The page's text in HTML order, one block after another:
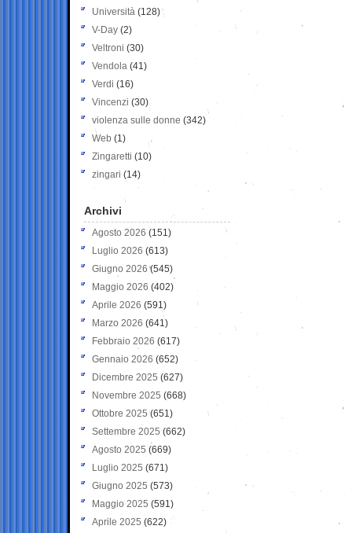
Università (128)
V-Day (2)
Veltroni (30)
Vendola (41)
Verdi (16)
Vincenzi (30)
violenza sulle donne (342)
Web (1)
Zingaretti (10)
zingari (14)
Archivi
Agosto 2026 (151)
Luglio 2026 (613)
Giugno 2026 (545)
Maggio 2026 (402)
Aprile 2026 (591)
Marzo 2026 (641)
Febbraio 2026 (617)
Gennaio 2026 (652)
Dicembre 2025 (627)
Novembre 2025 (668)
Ottobre 2025 (651)
Settembre 2025 (662)
Agosto 2025 (669)
Luglio 2025 (671)
Giugno 2025 (573)
Maggio 2025 (591)
Aprile 2025 (622)